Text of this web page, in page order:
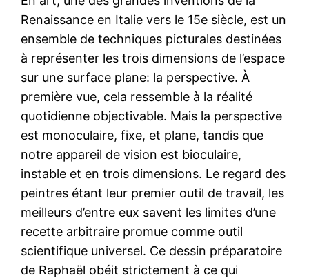
Renaissance en Italie vers le 15e siècle, est un
ensemble de techniques picturales destinées
à représenter les trois dimensions de l’espace
sur une surface plane: la perspective. À
première vue, cela ressemble à la réalité
quotidienne objectivable. Mais la perspective
est monoculaire, fixe, et plane, tandis que
notre appareil de vision est bioculaire,
instable et en trois dimensions. Le regard des
peintres étant leur premier outil de travail, les
meilleurs d’entre eux savent les limites d’une
recette arbitraire promue comme outil
scientifique universel. Ce dessin préparatoire
de Raphaël obéit strictement à ce qui